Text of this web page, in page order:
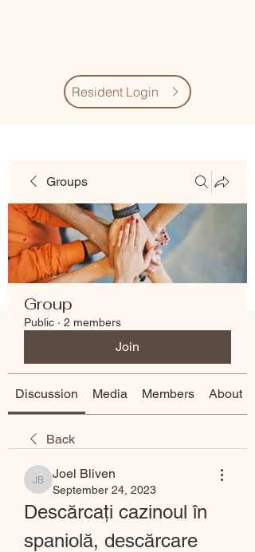
Resident Login
Groups
Group
Public · 2 members
Join
Discussion Media Members About
Back
Joel Bliven
Joel Bliven
September 24, 2023
Descărcați cazinoul în
spaniolă, descărcare